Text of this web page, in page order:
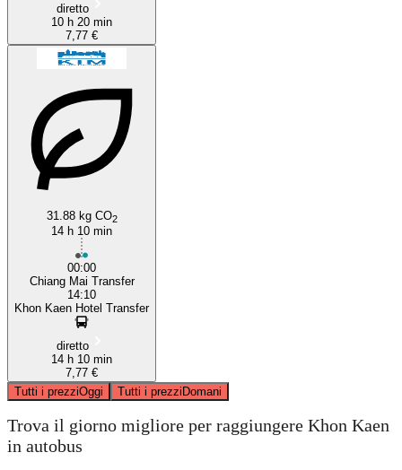
diretto
10 h 20 min
7,77 €
31.88 kg CO2
14 h 10 min
00:00
Chiang Mai Transfer
14:10
Khon Kaen Hotel Transfer
diretto
14 h 10 min
7,77 €
Tutti i prezziOggi Tutti i prezziDomani
Trova il giorno migliore per raggiungere Khon Kaen
in autobus